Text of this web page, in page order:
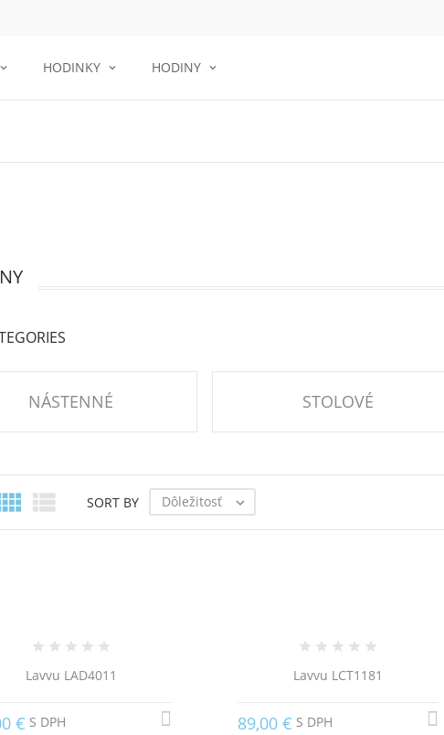
HODINKY HODINY
NÁSTENNÉ STOLOVÉ
 SORT BY Dôležitosť 
Lavvu LAD4011
€ S DPH
Lavvu LCT1181
89,00 € S DPH